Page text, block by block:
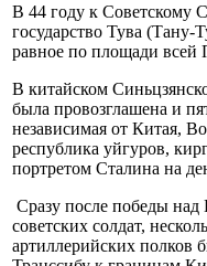
В 44 году к Советскому
государство Тува (Тану-
равное по площади всей
В китайском
была провозглашена и
независимая от Китая,
республика уйгуров,
портретом Сталина на
Сразу после победы
советских солдат,
артиллерийских полков